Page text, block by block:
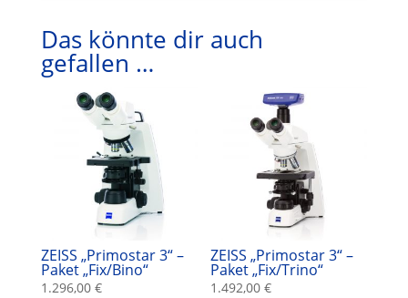
Das könnte dir auch
gefallen …
ZEISS „Primostar 3“ –
Paket „Fix/Bino“
1.296,00 €
ZEISS „Primostar 3“ –
Paket „Fix/Trino“
1.492,00€